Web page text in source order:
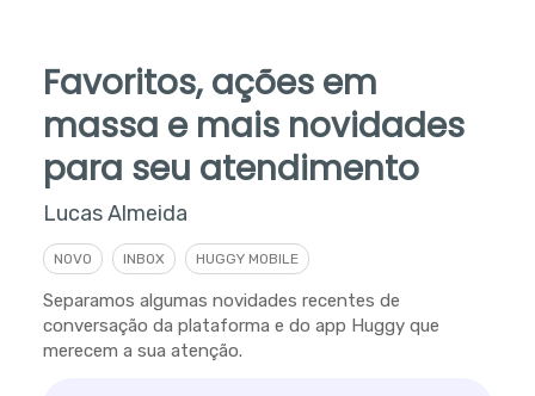
Favoritos, ações em
massa e mais novidades
para seu atendimento
Lucas Almeida
NOVO INBOX HUGGY MOBILE
Separamos algumas novidades recentes de
conversação da plataforma e do app Huggy que
merecem a sua atenção.